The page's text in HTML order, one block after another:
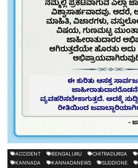
ACCIDENT BENGALURU CHITRADURGA
KANNADA
KANNADANEWS SUDDIONE